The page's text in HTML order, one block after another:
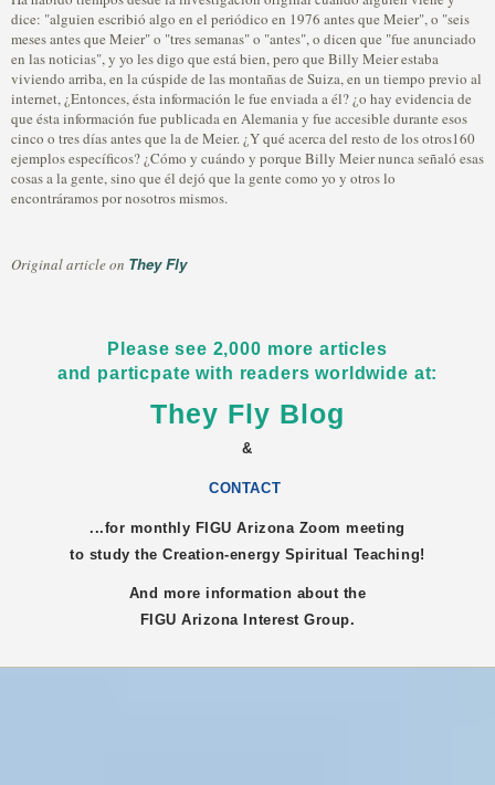
dice: "alguien escribió algo en el periódico en 1976 antes que Meier", o "seis
meses antes que Meier" o "tres semanas" o "antes", o dicen que "fue anunciado
en las noticias", y yo les digo que está bien, pero que Billy Meier estaba
viviendo arriba, en la cúspide de las montañas de Suiza, en un tiempo previo al
internet, ¿Entonces, ésta información le fue enviada a él? ¿o hay evidencia de
que ésta información fue publicada en Alemania y fue accesible durante esos
cinco o tres días antes que la de Meier. ¿Y qué acerca del resto de los otros160
ejemplos específicos? ¿Cómo y cuándo y porque Billy Meier nunca señaló esas
cosas a la gente, sino que él dejó que la gente como yo y otros lo
encontráramos por nosotros mismos.
Original article on They Fly
Please see 2,000 more articles
and particpate with readers worldwide at:
They Fly Blog
&
CONTACT
...for monthly FIGUArizona Zoom meeting
to study the Creation-energy Spiritual Teaching!
And more information about the
FIGUArizonaInterest Group.